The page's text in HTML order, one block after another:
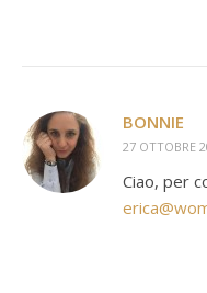
BONNIE
27 OTTOBRE
Ciao, per